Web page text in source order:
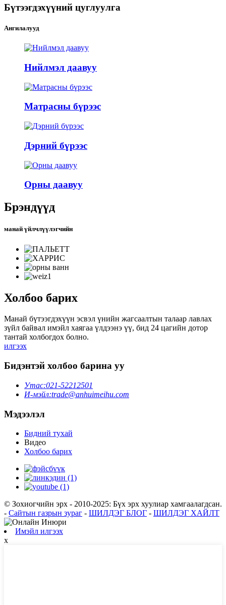
Бүтээгдэхүүний цуглуулга
Ангилалууд
Нийлмэл даавуу
Матрасны бүрээс
Дэрний бүрээс
Орны даавуу
Брэндүүд
манай үйлчлүүлэгчийн
Холбоо барих
Манай бүтээгдэхүүн эсвэл үнийн жагсаалтын талаар лавлах
зүйл байвал имэйл хаягаа үлдээнэ үү, бид 24 цагийн дотор
тантай холбогдох болно.
илгээх
Бидэнтэй холбоо барина уу
Утас:021-52212501
И-мэйл:trade@anhuimeihu.com
Мэдээлэл
Бидний тухай
Видео
Холбоо барих
© Зохиогчийн эрх - 2010-2025: Бүх эрх хуулиар хамгаалагдсан.
- Сайтын газрын зураг - ШИЛДЭГ БЛОГ - ШИЛДЭГ ХАЙЛТ
Имэйл илгээх
x